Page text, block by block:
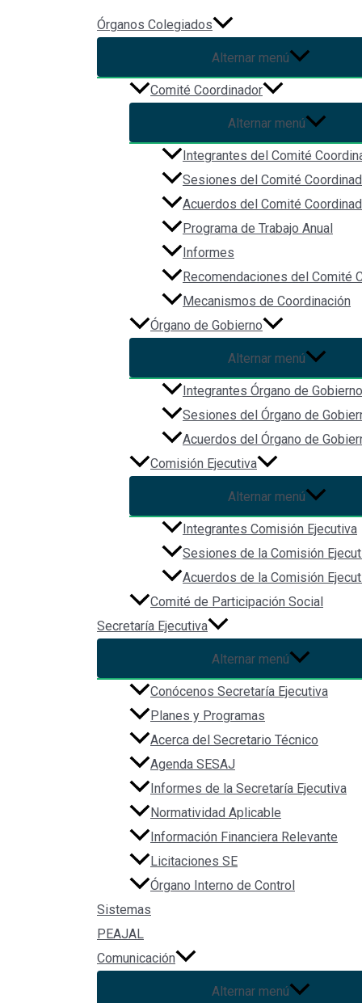
Órganos Colegiados
Alternar menú
Comité Coordinador
Alternar menú
Integrantes del Comité
Sesiones del Comité
Acuerdos del Comité
Programa de Trabajo Anual
Informes
Recomendaciones del Comité
Mecanismos de Coordinación
Órgano de Gobierno
Alternar menú
Integrantes Órgano de Gobierno
Sesiones del Órgano de
Acuerdos del Órgano de
Comisión Ejecutiva
Alternar menú
Integrantes Comisión Ejecutiva
Sesiones de la Comisión
Acuerdos de la Comisión
Comité de Participación Social
Secretaría Ejecutiva
Alternar menú
Conócenos Secretaría Ejecutiva
Planes y Programas
Acerca del Secretario Técnico
Agenda SESAJ
Informes de la Secretaría Ejecutiva
Normatividad Aplicable
Información Financiera Relevante
Licitaciones SE
Órgano Interno de Control
Sistemas
PEAJAL
Comunicación
Alternar menú
Segunda Sesión Ordinaria
Sistema Estatal
Segunda Sesión Ordinaria del Órgano de Gobierno de la
Sede: Contraloría del Estado de Jalisco (Av. Ignacio L.
Redes Sociales